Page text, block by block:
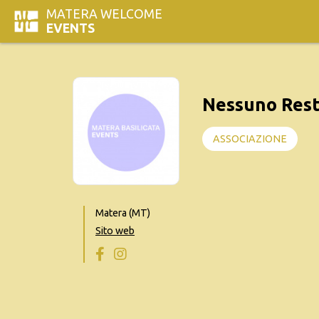
MATERA WELCOME
EVENTS
Nessuno
ASSOCIAZIONE
Matera (MT)
Sito web